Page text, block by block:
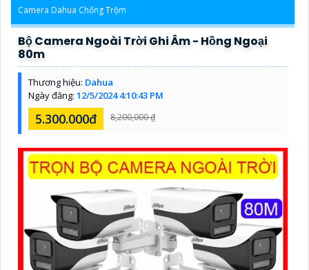
Camera Dahua Chống Trộm
Bộ Camera Ngoài Trời Ghi Âm - Hồng Ngoại
80m
Thương hiệu: Dahua
Ngày đăng: 12/5/2024 4:10:43 PM
5.300.000đ 8,200,000 ₫